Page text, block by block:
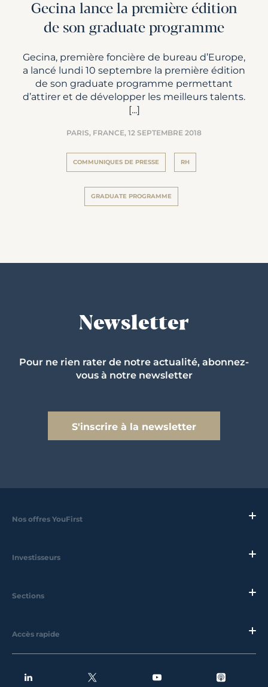
Gecina lance la première édition
de son graduate programme
Gecina, première foncière de bureau d’Europe,
a lancé lundi 10 septembre la première édition
de son graduate programme permettant
d’attirer et de développer les meilleurs talents.
[...]
PARIS, FRANCE, 12 SEPTEMBRE 2018
COMMUNIQUES DE PRESSE RH
GRADUATE PROGRAMME
Newsletter
Pour ne rien rater de notre actualité, abonnez-
vous à notre newsletter
S'inscrire à la newsletter
Nos offres YouFirst
Investisseurs
Sections
Accès rapide